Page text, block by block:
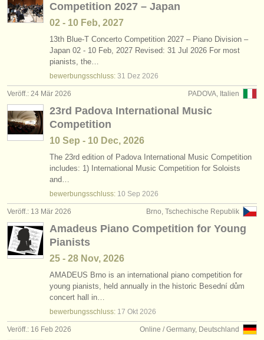
Competition 2027 – Japan
02 - 10 Feb, 2027
13th Blue-T Concerto Competition 2027 – Piano Division –
Japan 02 - 10 Feb, 2027 Revised: 31 Jul 2026 For most
pianists, the…
bewerbungsschluss: 31 Dez 2026
PADOVA, Italien
Veröff.: 24 Mär 2026
23rd Padova International Music
Competition
10 Sep - 10 Dec, 2026
The 23rd edition of Padova International Music Competition
includes: 1) International Music Competition for Soloists
and…
bewerbungsschluss: 10 Sep 2026
Brno, Tschechische Republik
Veröff.: 13 Mär 2026
Amadeus Piano Competition for Young
Pianists
25 - 28 Nov, 2026
AMADEUS Brno is an international piano competition for
young pianists, held annually in the historic Besední dům
concert hall in…
bewerbungsschluss: 17 Okt 2026
Online / Germany, Deutschland
Veröff.: 16 Feb 2026